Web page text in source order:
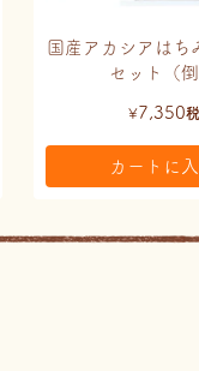
国産アカシアはち
セット（倒
¥7,350
カートに